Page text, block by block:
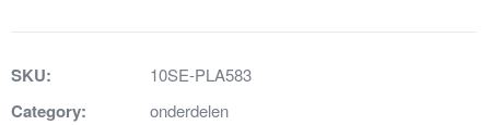
aantal
SKU: 10SE-PLA583
Category: onderdelen